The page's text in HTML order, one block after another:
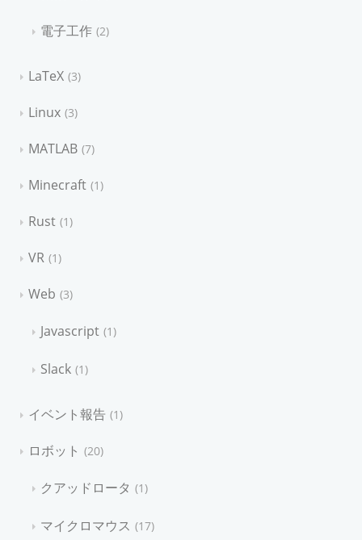
電子工作 2
LaTeX 3
Linux 3
MATLAB 7
Minecraft 1
Rust 1
VR 1
Web 3
Javascript 1
Slack 1
イベント報告 1
ロボット 20
クアッドロータ 1
マイクロマウス 17